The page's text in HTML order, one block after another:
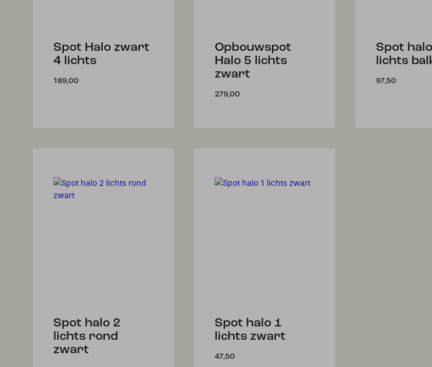
Spot Halo zwart
4 lichts
189,00
Opbouwspot
Halo 5 lichts
zwart
279,00
Spot
lichts
97,50
Spot halo 2
lichts rond
zwart
Spot halo 1
lichts zwart
47,50